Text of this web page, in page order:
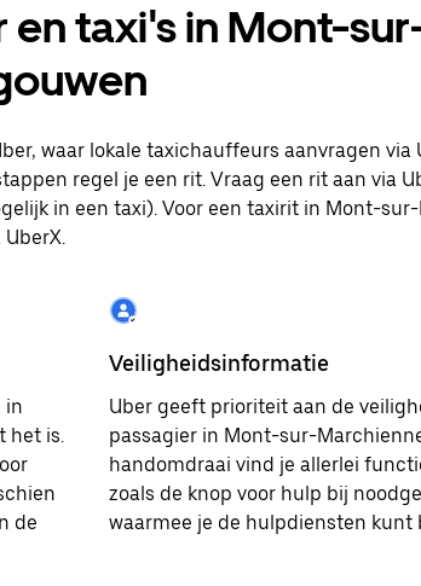
en taxi's in Mont-
waar lokale taxichauffeurs aanvragen via
regel je een rit. Vraag een rit aan via
in een taxi). Voor een taxirit in Mont-
in
het is.
de
Veiligheidsinformatie
Uber geeft prioriteit aan de
passagier in Mont-sur-
handomdraai vind je allerlei
zoals de knop voor hulp bij
waarmee je de hulpdiensten kunt